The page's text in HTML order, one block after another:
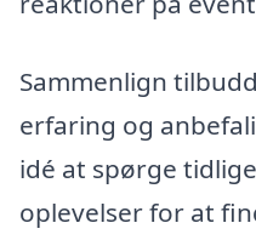
Sammenlign
erfaring og
idé at spørge
oplevelser for at